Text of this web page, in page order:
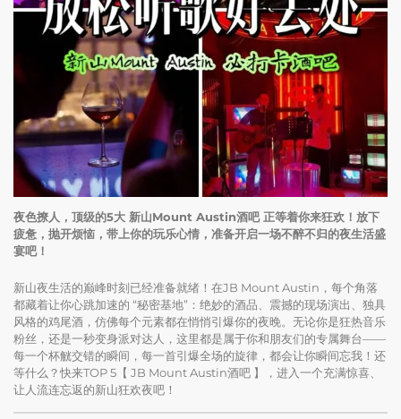
夜色撩人，顶级的5大 新山Mount Austin酒吧 正等着你来狂欢！放下
疲惫，抛开烦恼，带上你的玩乐心情，准备开启一场不醉不归的夜生活盛
宴吧！
新山夜生活的巅峰时刻已经准备就绪！在JB Mount Austin，每个角落
都藏着让你心跳加速的 “秘密基地”：绝妙的酒品、震撼的现场演出、独具
风格的鸡尾酒，仿佛每个元素都在悄悄引爆你的夜晚。无论你是狂热音乐
粉丝，还是一秒变身派对达人，这里都是属于你和朋友们的专属舞台——
每一个杯觥交错的瞬间，每一首引爆全场的旋律，都会让你瞬间忘我！还
等什么？快来TOP 5【 JB Mount Austin酒吧 】，进入一个充满惊喜、
让人流连忘返的新山狂欢夜吧！